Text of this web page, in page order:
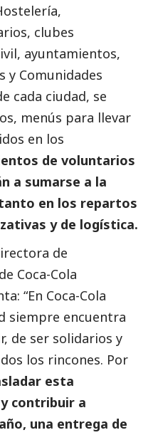
clubes
ayuntamientos,
y Comunidades
cada ciudad, se
menús para llevar
en los
de voluntarios
a sumarse a la
en los repartos
y de logística.
de
Coca-Cola
“En Coca-Cola
siempre encuentra
de ser solidarios y
los rincones. Por
esta
contribuir a
una entrega de